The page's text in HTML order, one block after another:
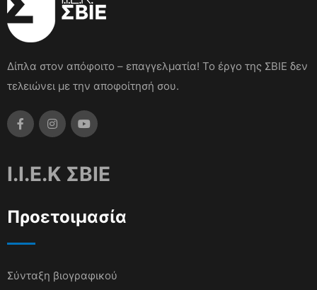
Δίπλα στον απόφοιτο – επαγγελματία! Το έργο της ΣΒΙΕ δεν
τελειώνει με την αποφοίτησή σου.
I.I.E.K ΣΒΙΕ
Προετοιμασία
Σύνταξη βιογραφικού